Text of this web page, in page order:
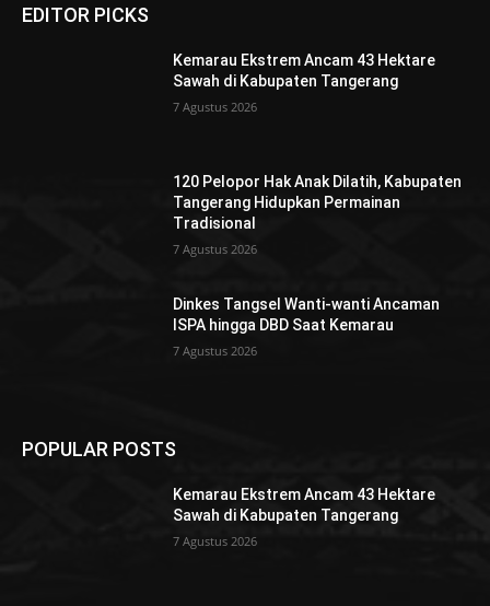
EDITOR PICKS
Kemarau Ekstrem Ancam 43 Hektare
Sawah di Kabupaten Tangerang
7 Agustus 2026
120 Pelopor Hak Anak Dilatih, Kabupaten
Tangerang Hidupkan Permainan
Tradisional
7 Agustus 2026
Dinkes Tangsel Wanti-wanti Ancaman
ISPA hingga DBD Saat Kemarau
7 Agustus 2026
POPULAR POSTS
Kemarau Ekstrem Ancam 43 Hektare
Sawah di Kabupaten Tangerang
7 Agustus 2026